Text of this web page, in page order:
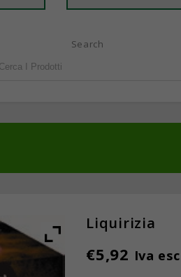
Search
Liquirizia
€5,92 Iva